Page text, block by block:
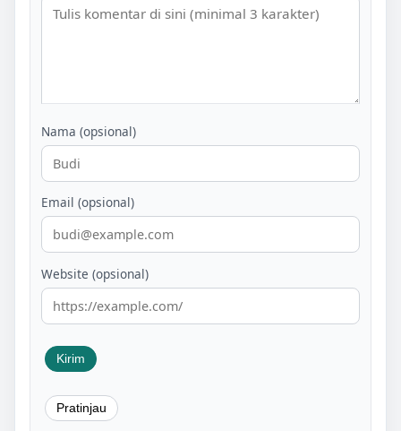
Nama (opsional)
Email (opsional)
Website (opsional)